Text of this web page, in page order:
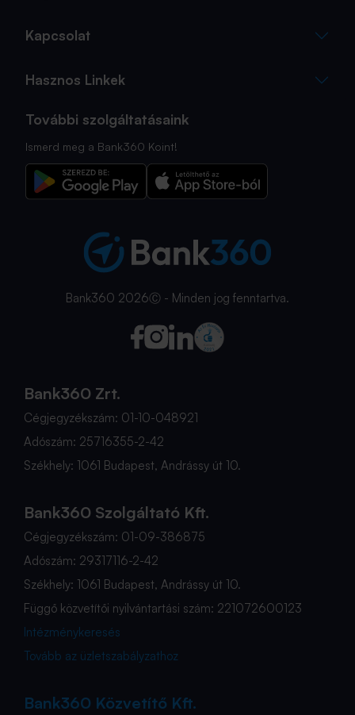
Kapcsolat
Hasznos Linkek
További szolgáltatásaink
Ismerd meg a Bank360 Koint!
Bank360 2026Ⓒ - Minden jog fenntartva.
Bank360 Zrt.
Cégjegyzékszám: 01-10-048921
Adószám: 25716355-2-42
Székhely: 1061 Budapest, Andrássy út 10.
Bank360 Szolgáltató Kft.
Cégjegyzékszám: 01-09-386875
Adószám: 29317116-2-42
Székhely: 1061 Budapest, Andrássy út 10.
Függő közvetítői nyilvántartási szám: 221072600123
Intézménykeresés
Tovább az üzletszabályzathoz
Bank360 Közvetítő Kft.